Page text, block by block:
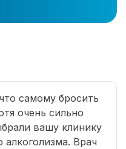
самому бросить
очень сильно
вашу клинику
алкоголизма. Врач